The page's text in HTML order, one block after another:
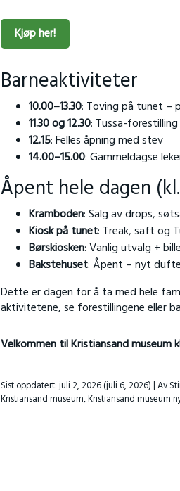
Kjøp her!
Barneaktiviteter
10.00–13.30: Toving på tunet –
11.30 og 12.30: Tussa-
12.15: Felles åpning med stev
14.00–15.00: Gammeldagse
Åpent hele dagen
Kramboden: Salg av drops,
Kiosk på tunet: Treak, saft og
Børskiosken: Vanlig utvalg +
Bakstehuset: Åpent – nyt
Dette er dagen for å ta med hele
aktivitetene, se forestillingene eller
Velkommen til Kristiansand museum
Sist oppdatert:juli 2, 2026(juli 6, 2026)| Av
Kristiansand museum,Kristiansand museum